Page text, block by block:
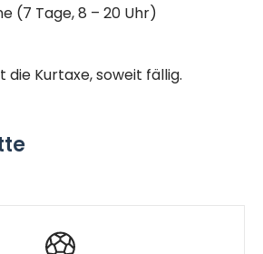
(7 Tage, 8 – 20 Uhr)
Kurtaxe, soweit fällig.